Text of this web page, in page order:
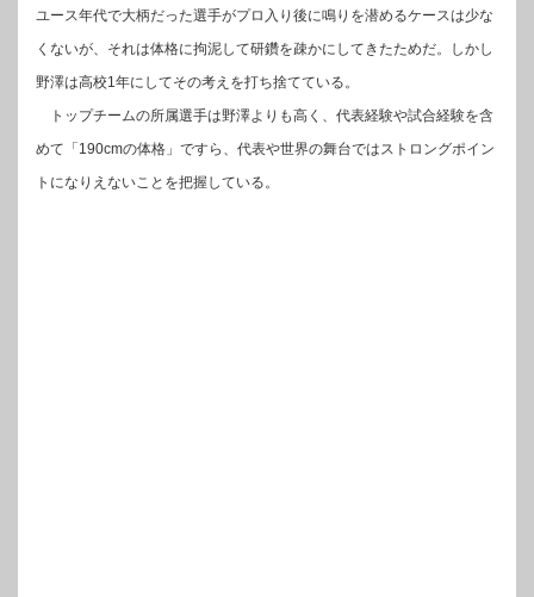
ユース年代で大柄だった選手がプロ入り後に鳴りを潜めるケースは少な
くないが、それは体格に拘泥して研鑽を疎かにしてきたためだ。しかし
野澤は高校1年にしてその考えを打ち捨てている。
トップチームの所属選手は野澤よりも高く、代表経験や試合経験を含
めて「190cmの体格」ですら、代表や世界の舞台ではストロングポイン
トになりえないことを把握している。